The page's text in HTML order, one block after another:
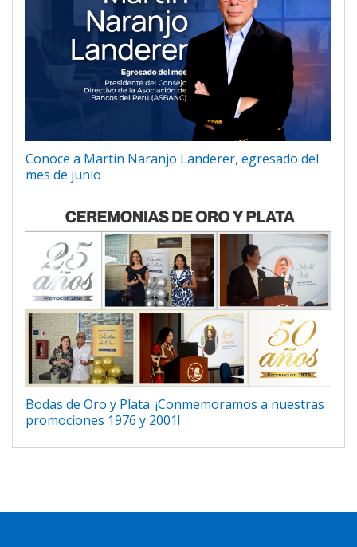
Conoce a Martin Naranjo Landerer, egresado del
mes de junio
Bodas de Oro y Plata: ¡Conmemoramos a nuestras
promociones 1976 y 2001!